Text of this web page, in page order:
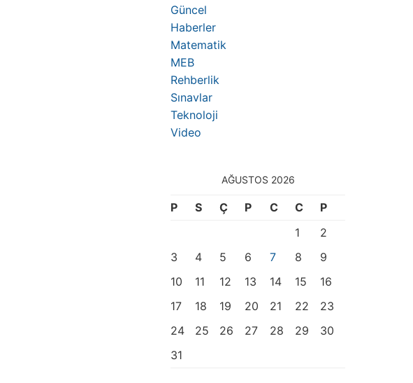
Güncel
Haberler
Matematik
MEB
Rehberlik
Sınavlar
Teknoloji
Video
AĞUSTOS 2026
P S Ç P C C
P
1
2
3
4 5 6 7 8
9
10
11 12 13 14 15
16
17
18 19 20 21 22
23
24
25 26 27 28 29
30
31